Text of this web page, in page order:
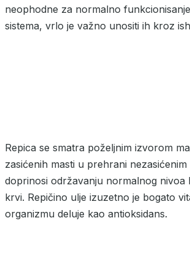
neophodne za normalno
sistema, vrlo je važno unositi ih kroz
Repica se smatra poželjnim izvorom
zasićenih masti u prehrani nezasićenim
doprinosi održavanju normalnog nivoa
krvi. Repičino ulje izuzetno je bogato
organizmu deluje kao antioksidans.